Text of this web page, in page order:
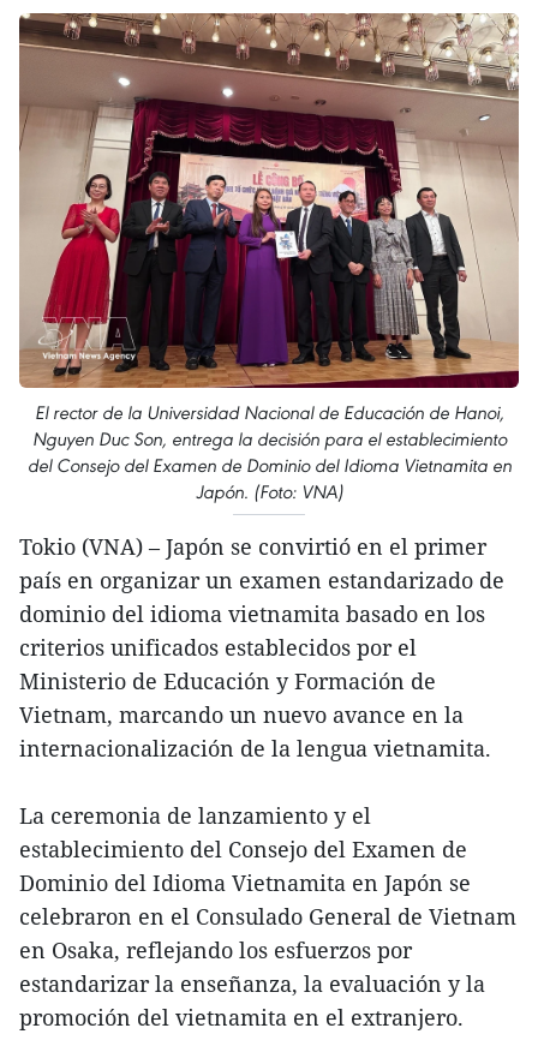
El rector de la Universidad Nacional de Educación de Hanoi,
Nguyen Duc Son, entrega la decisión para el establecimiento
del Consejo del Examen de Dominio del Idioma Vietnamita en
Japón. (Foto: VNA)
Tokio (VNA) – Japón se convirtió en el primer
país en organizar un examen estandarizado de
dominio del idioma vietnamita basado en los
criterios unificados establecidos por el
Ministerio de Educación y Formación de
Vietnam, marcando un nuevo avance en la
internacionalización de la lengua vietnamita.
La ceremonia de lanzamiento y el
establecimiento del Consejo del Examen de
Dominio del Idioma Vietnamita en Japón se
celebraron en el Consulado General de Vietnam
en Osaka, reflejando los esfuerzos por
estandarizar la enseñanza, la evaluación y la
promoción del vietnamita en el extranjero.